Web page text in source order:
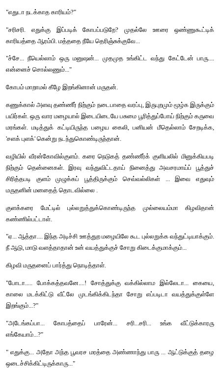
நடந்தவனின் பார்வை, வடிவாய்க்கால் வளைவில் வலை
கொண்டிருந்த மாரிமுத்துவின் மீது பதிந்தது. நின்றான்.
"இந்தச் சனியன்பிடிச்ச காட்டாமணக்குச்
மாட்டேங்குது..."
"யாரு இல்லேன்னா..."
"அதிலும் நம்மூரு வடிமதகு இருக்கே... அது
நம்மூருக்குன்னே ரொம்ப டெக்னிக்கா கட்டுனது. கடலே
நுழைஞ்சாலும் அப்படியே முழுங்கிட்டுக் 'கம்'முன்னு இருக்கும்,
"யாரு இல்லேன்னா..."
"ஊர்க்காரங்க எல்லோரும் ஒண்ணு சேந்தோம்னு
வடிஞ்சிடும்."
இப்படிச் சொன்ன மருதனை ஏற இறங்கப் பார்த்தான்.
வலையை வாய்க்காலுக்குள் இறக்குவதும் தடம் பார்த்து மேலே
கெண்டை மீன்களை அள்ளிப் பக்கத்திலிருந்த மீன் கூடைக்குள்
காரியத்திலேயே கண்ணாயிருந்தான் மாரி.
பொறுமையிழந்து போனான் மருதன். "ஏண்டா மாரி.
"தெரியுது... ஏதாவது நடக்கிற காரியமா இருந்தா பதில்